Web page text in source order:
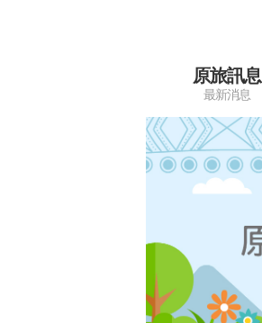
原旅訊息
最新消息